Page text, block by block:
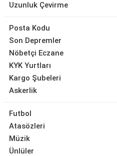
Uzunluk Çevirme
Posta Kodu
Son Depremler
Nöbetçi Eczane
KYK Yurtları
Kargo Şubeleri
Askerlik
Futbol
Atasözleri
Müzik
Ünlüler